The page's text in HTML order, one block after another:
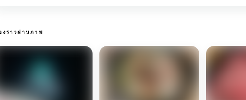
งราวผ่านภาพ